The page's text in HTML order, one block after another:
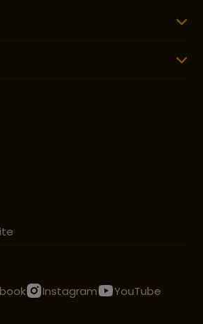
Instagram
YouTube